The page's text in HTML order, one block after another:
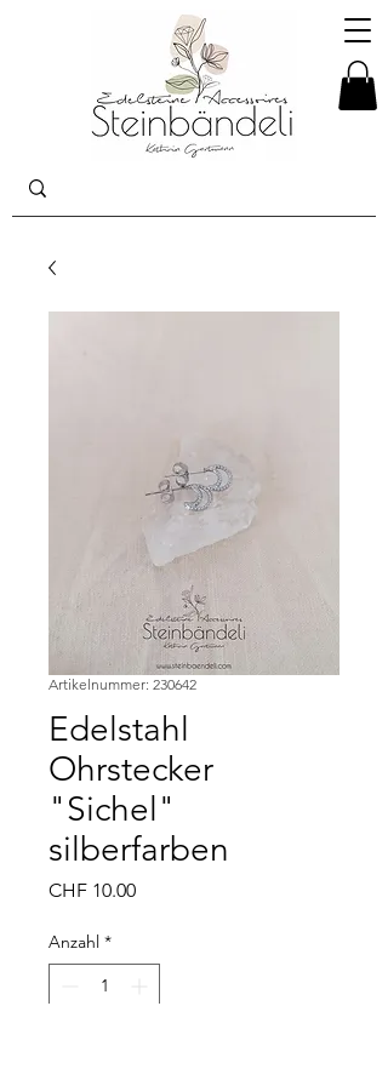
Artikelnummer: 230642
Edelstahl
Ohrstecker
"Sichel"
silberfarben
CHF 10.00Preis
Anzahl *